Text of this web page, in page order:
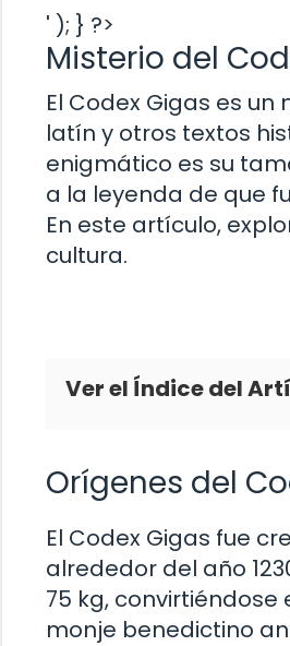
' ); } ?>
Misterio del
El Codex Gigas es
latín y otros textos
enigmático es su
a la leyenda de que
En este artículo,
cultura.
Ver el Índice del
Orígenes del
El Codex Gigas fue
alrededor del año
75 kg, convirtiéndose
monje benedictino